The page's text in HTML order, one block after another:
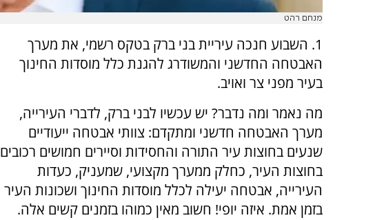
מנחם רהט
1. השבוע חנכה עיריית בני ברק בטקס רשמי, את מערך
האבטחה החדשני והמשודרג להגנת כלל מוסדות החינוך
בעיר מפני צר ואויב.
מה נאמר ומה נדבר? יש עכשיו לבני ברק, לדברי העירייה,
מערך האבטחה חדשני ומתקדם: צוותי אבטחה ייעודיים
שנעים בחוצות עיר התורה והחסידות וסיירים חמושים רכובים
בחוצות העיר, כחלק ממערך מקצועי, שמעניק, כעדות
העירייה, אבטחה יעילה לכלל מוסדות החינוך ושכונות העיר
בזמן אמת. איזה יופי! חשוב מאין כמוהו בזמנים קשים אלה.